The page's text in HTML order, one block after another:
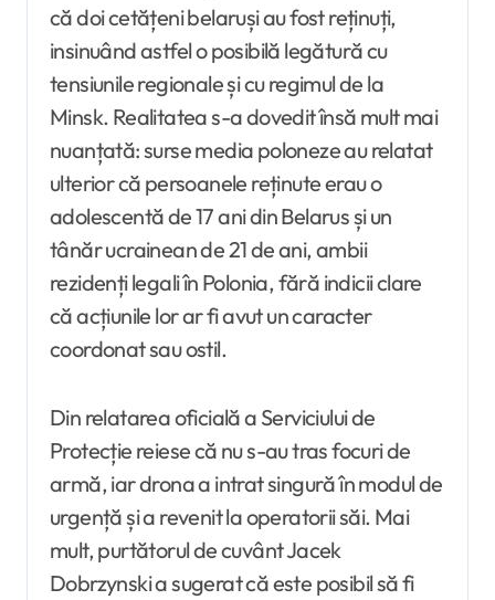
că doi cetățeni belaruși au fost reținuți,
insinuând astfel o posibilă legătură cu
tensiunile regionale și cu regimul de la
Minsk. Realitatea s-a dovedit însă mult mai
nuanțată: surse media poloneze au relatat
ulterior că persoanele reținute erau o
adolescentă de 17 ani din Belarus și un
tânăr ucrainean de 21 de ani, ambii
rezidenți legali în Polonia, fără indicii clare
că acțiunile lor ar fi avut un caracter
coordonat sau ostil.
Din relatarea oficială a Serviciului de
Protecție reiese că nu s-au tras focuri de
armă, iar drona a intrat singură în modul de
urgență și a revenit la operatorii săi. Mai
mult, purtătorul de cuvânt Jacek
Dobrzynski a sugerat că este posibil să fi